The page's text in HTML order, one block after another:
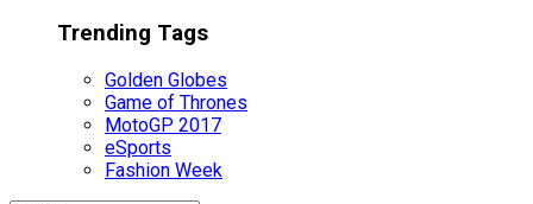
Trending Tags
Golden Globes
Game of Thrones
MotoGP 2017
eSports
Fashion Week